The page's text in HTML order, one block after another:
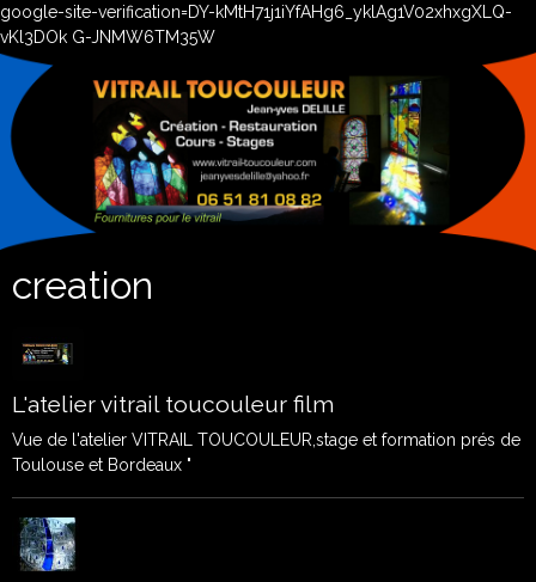
google-site-verification=DY-kMtH71j1iYfAHg6_yklAg1V02xhxgXLQ-
vKl3DOk G-JNMW6TM35W
creation
L'atelier vitrail toucouleur film
Vue de l'atelier VITRAIL TOUCOULEUR,stage et formation prés de
Toulouse et Bordeaux "